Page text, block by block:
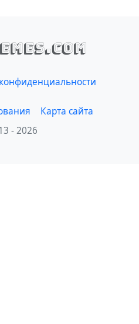
Карта сайта
- 2026